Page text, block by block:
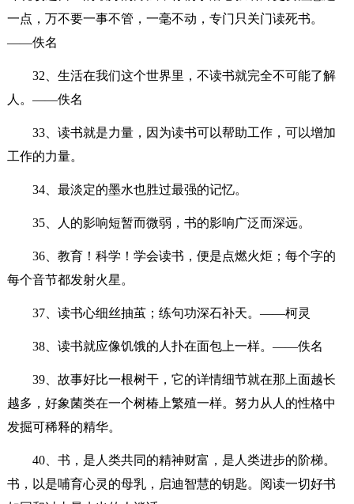
一点，万不要一事不管，一毫不动，专门只关门读死书。
——佚名
32、生活在我们这个世界里，不读书就完全不可能了解
人。——佚名
33、读书就是力量，因为读书可以帮助工作，可以增加
工作的力量。
34、最淡定的墨水也胜过最强的记忆。
35、人的影响短暂而微弱，书的影响广泛而深远。
36、教育！科学！学会读书，便是点燃火炬；每个字的
每个音节都发射火星。
37、读书心细丝抽茧；练句功深石补天。——柯灵
38、读书就应像饥饿的人扑在面包上一样。——佚名
39、故事好比一根树干，它的详情细节就在那上面越长
越多，好象菌类在一个树椿上繁殖一样。努力从人的性格中
发掘可稀释的精华。
40、书，是人类共同的精神财富，是人类进步的阶梯。
书，以是哺育心灵的母乳，启迪智慧的钥匙。阅读一切好书